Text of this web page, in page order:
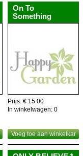
On To
Something
Prijs: € 15.00
In winkelwagen: 0
Voeg toe aan winkelkar